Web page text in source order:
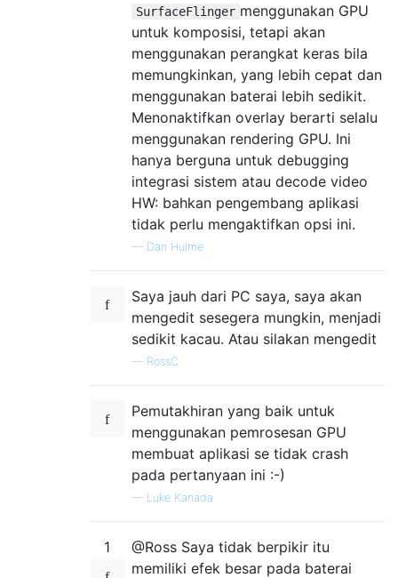
SurfaceFlinger menggunakan GPU
untuk komposisi, tetapi akan
menggunakan perangkat keras bila
memungkinkan, yang lebih cepat dan
menggunakan baterai lebih sedikit.
Menonaktifkan overlay berarti selalu
menggunakan rendering GPU. Ini
hanya berguna untuk debugging
integrasi sistem atau decode video
HW: bahkan pengembang aplikasi
tidak perlu mengaktifkan opsi ini.
— Dan Hulme
Saya jauh dari PC saya, saya akan
mengedit sesegera mungkin, menjadi
sedikit kacau. Atau silakan mengedit
— RossC
Pemutakhiran yang baik untuk
menggunakan pemrosesan GPU
membuat aplikasi se tidak crash
pada pertanyaan ini :-)
— Luke Kanada
1
@Ross Saya tidak berpikir itu
memiliki efek besar pada baterai